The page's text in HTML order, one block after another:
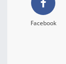
Facebook